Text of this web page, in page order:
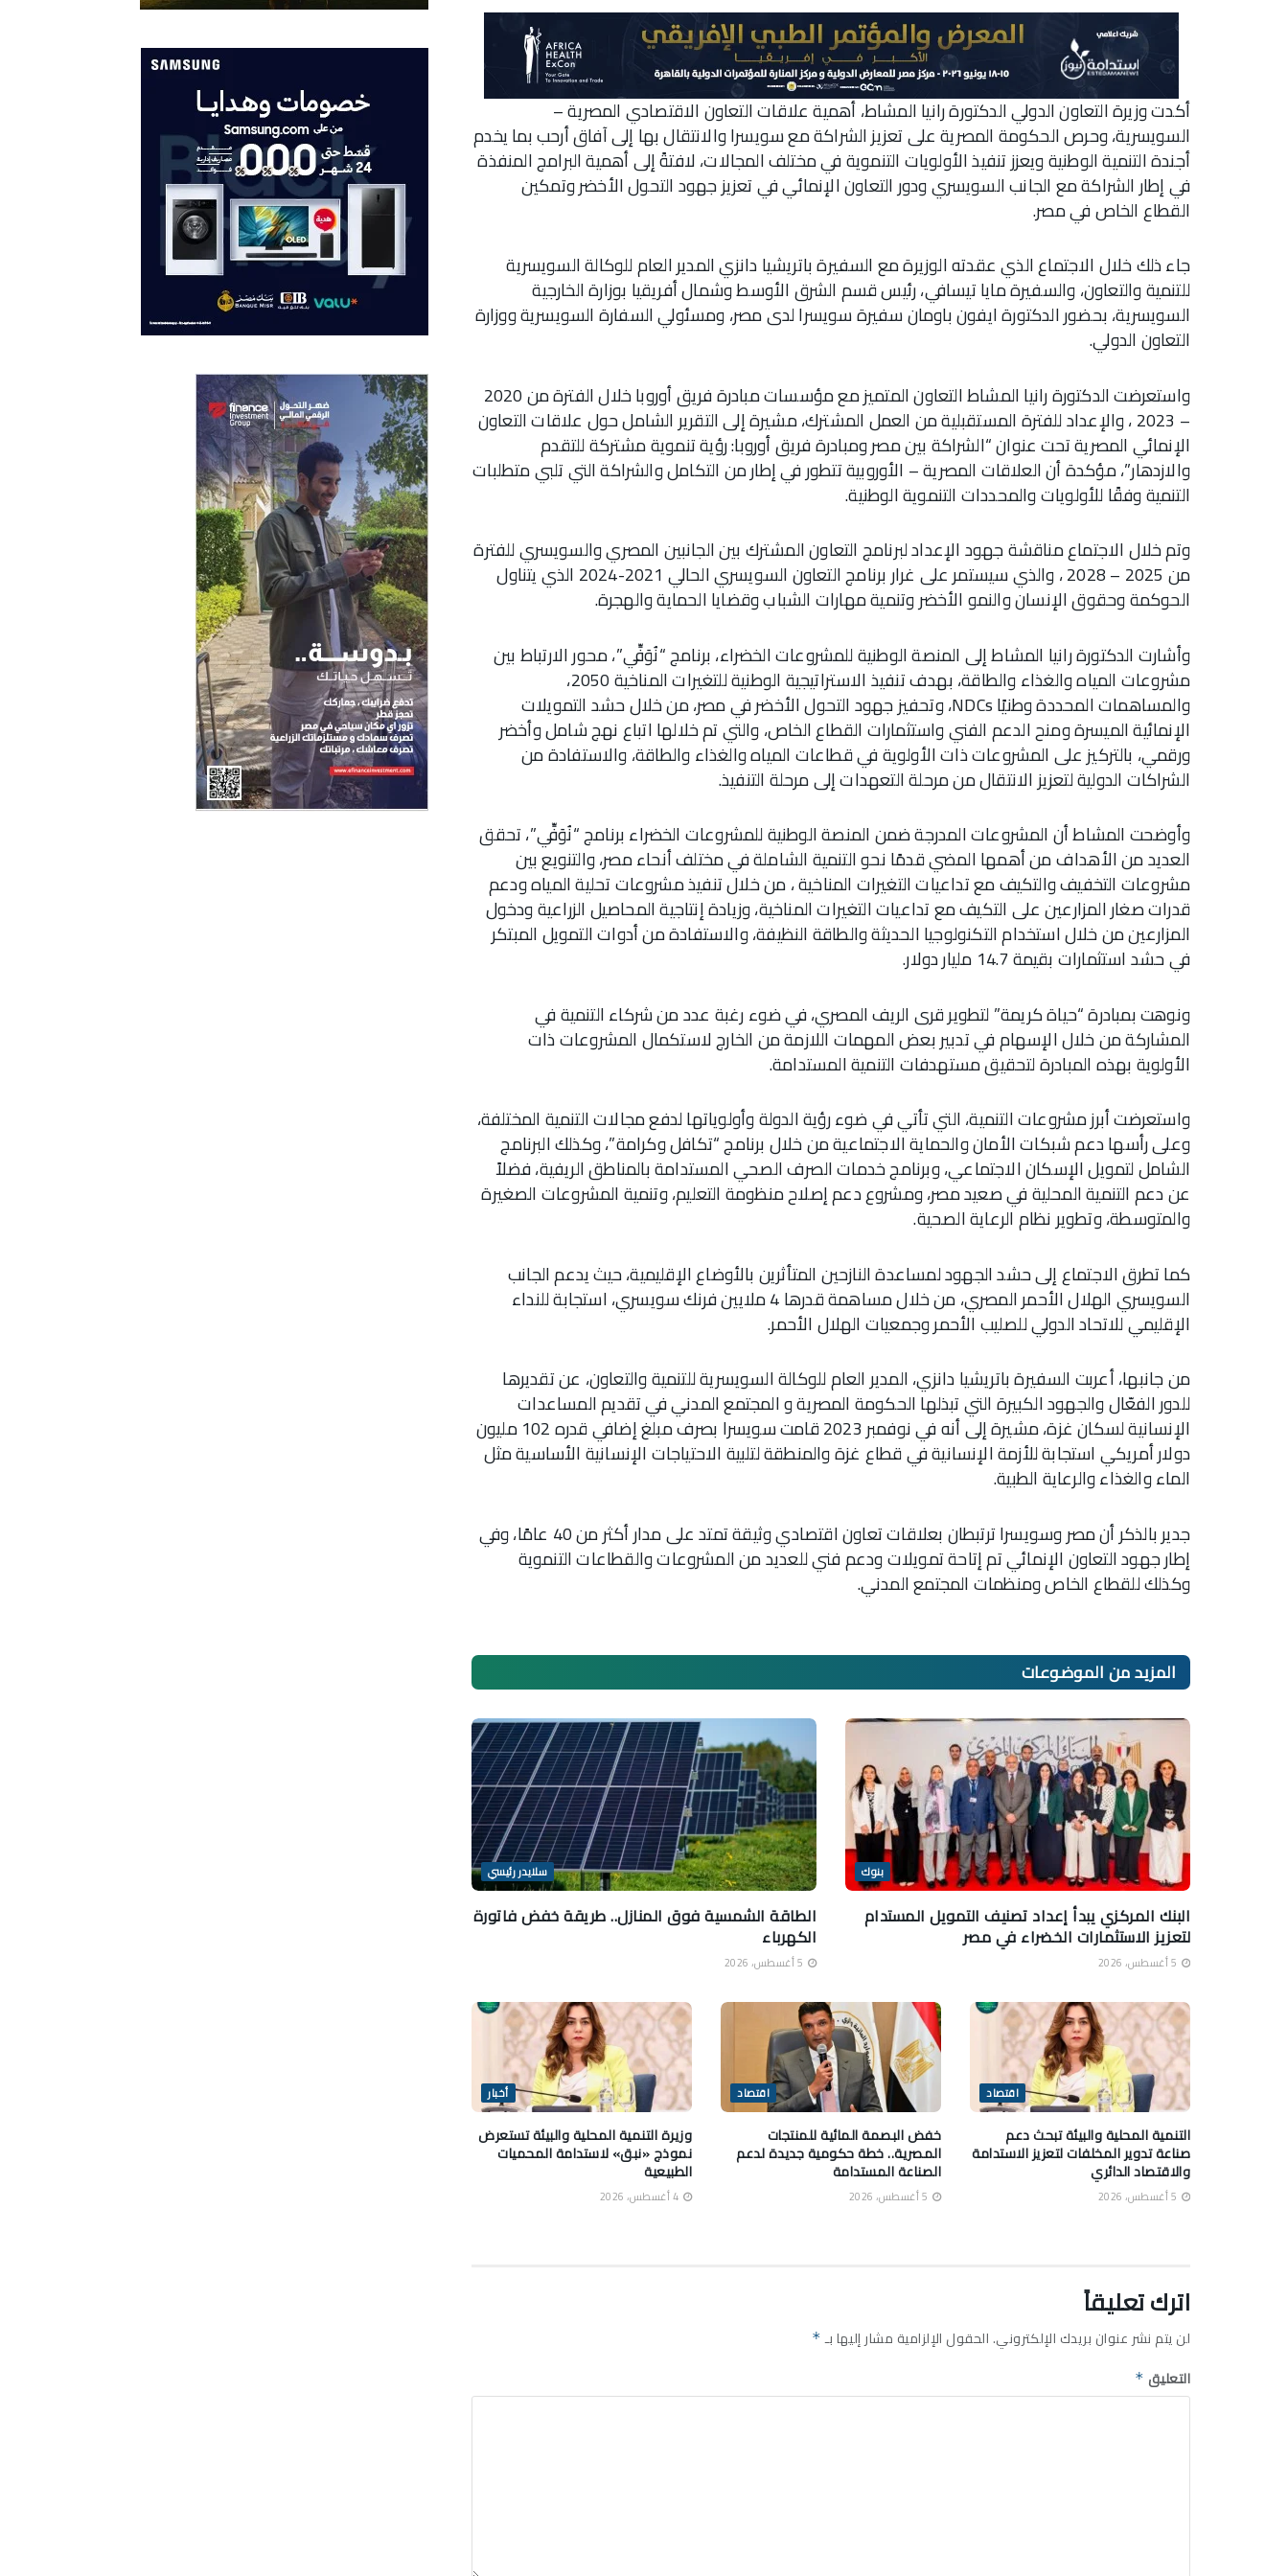
أكدت وزيرة التعاون الدولي الدكتورة رانيا المشاط، أهمية علاقات التعاون الاقتصادي المصرية –
السويسرية، وحرص الحكومة المصرية على تعزيز الشراكة مع سويسرا والانتقال بها إلى آفاق أرحب بما يخدم
أجندة التنمية الوطنية ويعزز تنفيذ الأولويات التنموية في مختلف المجالات، لافتةً إلى أهمية البرامج المنفذة
في إطار الشراكة مع الجانب السويسري ودور التعاون الإنمائي في تعزيز جهود التحول الأخضر وتمكين
القطاع الخاص في مصر.
جاء ذلك خلال الاجتماع الذي عقدته الوزيرة مع السفيرة باتريشيا دانزي المدير العام للوكالة السويسرية
للتنمية والتعاون، والسفيرة مايا تيسافي، رئيس قسم الشرق الأوسط وشمال أفريقيا بوزارة الخارجية
السويسرية، بحضور الدكتورة ايفون باومان سفيرة سويسرا لدى مصر، ومسئولي السفارة السويسرية ووزارة
التعاون الدولي.
واستعرضت الدكتورة رانيا المشاط التعاون المتميز مع مؤسسات مبادرة فريق أوروبا خلال الفترة من 2020
– 2023 ، والإعداد للفترة المستقبلية من العمل المشترك، مشيرة إلى التقرير الشامل حول علاقات التعاون
الإنمائي المصرية تحت عنوان “الشراكة بين مصر ومبادرة فريق أوروبا: رؤية تنموية مشتركة للتقدم
والازدهار”، مؤكدة أن العلاقات المصرية – الأوروبية تتطور في إطار من التكامل والشراكة التي تلبي متطلبات
التنمية وفقًا للأولويات والمحددات التنموية الوطنية.
وتم خلال الاجتماع مناقشة جهود الإعداد لبرنامج التعاون المشترك بين الجانبين المصري والسويسري للفترة
من 2025 – 2028 ، والذي سيستمر على غرار برنامج التعاون السويسري الحالي 2021-2024 الذي يتناول
الحوكمة وحقوق الإنسان والنمو الأخضر وتنمية مهارات الشباب وقضايا الحماية والهجرة.
وأشارت الدكتورة رانيا المشاط إلى المنصة الوطنية للمشروعات الخضراء، برنامج “نُوَفِّي”، محور الارتباط بين
مشروعات المياه والغذاء والطاقة، بهدف تنفيذ الاستراتيجية الوطنية للتغيرات المناخية 2050،
والمساهمات المحددة وطنيًا NDCs، وتحفيز جهود التحول الأخضر في مصر، من خلال حشد التمويلات
الإنمائية الميسرة ومنح الدعم الفني واستثمارات القطاع الخاص، والتي تم خلالها اتباع نهج شامل وأخضر
ورقمي، بالتركيز على المشروعات ذات الأولوية في قطاعات المياه والغذاء والطاقة، والاستفادة من
الشراكات الدولية لتعزيز الانتقال من مرحلة التعهدات إلى مرحلة التنفيذ.
وأوضحت المشاط أن المشروعات المدرجة ضمن المنصة الوطنية للمشروعات الخضراء برنامج “نُوَفِّي”، تحقق
العديد من الأهداف من أهمها المضي قدمًا نحو التنمية الشاملة في مختلف أنحاء مصر، والتنويع بين
مشروعات التخفيف والتكيف مع تداعيات التغيرات المناخية ، من خلال تنفيذ مشروعات تحلية المياه ودعم
قدرات صغار المزارعين على التكيف مع تداعيات التغيرات المناخية، وزيادة إنتاجية المحاصيل الزراعية ودخول
المزارعين من خلال استخدام التكنولوجيا الحديثة والطاقة النظيفة، والاستفادة من أدوات التمويل المبتكر
في حشد استثمارات بقيمة 14.7 مليار دولار.
ونوهت بمبادرة “حياة كريمة” لتطوير قرى الريف المصري، في ضوء رغبة عدد من شركاء التنمية في
المشاركة من خلال الإسهام في تدبير بعض المهمات اللازمة من الخارج لاستكمال المشروعات ذات
الأولوية بهذه المبادرة لتحقيق مستهدفات التنمية المستدامة.
واستعرضت أبرز مشروعات التنمية، التي تأتي في ضوء رؤية الدولة وأولوياتها لدفع مجالات التنمية المختلفة،
وعلى رأسها دعم شبكات الأمان والحماية الاجتماعية من خلال برنامج “تكافل وكرامة”، وكذلك البرنامج
الشامل لتمويل الإسكان الاجتماعي، وبرنامج خدمات الصرف الصحي المستدامة بالمناطق الريفية، فضلاً
عن دعم التنمية المحلية في صعيد مصر، ومشروع دعم إصلاح منظومة التعليم، وتنمية المشروعات الصغيرة
والمتوسطة، وتطوير نظام الرعاية الصحية.
كما تطرق الاجتماع إلى حشد الجهود لمساعدة النازحين المتأثرين بالأوضاع الإقليمية، حيث يدعم الجانب
السويسري الهلال الأحمر المصري، من خلال مساهمة قدرها 4 ملايين فرنك سويسري، استجابة للنداء
الإقليمي للاتحاد الدولي للصليب الأحمر وجمعيات الهلال الأحمر.
من جانبها، أعربت السفيرة باتريشيا دانزي، المدير العام للوكالة السويسرية للتنمية والتعاون، عن تقديرها
للدور الفعّال والجهود الكبيرة التي تبذلها الحكومة المصرية و المجتمع المدني في تقديم المساعدات
الإنسانية لسكان غزة، مشيرة إلى أنه في نوفمبر 2023 قامت سويسرا بصرف مبلغ إضافي قدره 102 مليون
دولار أمريكي استجابة للأزمة الإنسانية في قطاع غزة والمنطقة لتلبية الاحتياجات الإنسانية الأساسية مثل
الماء والغذاء والرعاية الطبية.
جدير بالذكر أن مصر وسويسرا ترتبطان بعلاقات تعاون اقتصادي وثيقة تمتد على مدار أكثر من 40 عامًا، وفي
إطار جهود التعاون الإنمائي تم إتاحة تمويلات ودعم فني للعديد من المشروعات والقطاعات التنموية
وكذلك للقطاع الخاص ومنظمات المجتمع المدني.
المزيد منالموضوعات
بنوك
البنك المركزي يبدأ إعداد تصنيف التمويل المستدام
لتعزيز الاستثمارات الخضراء في مصر
سلايدر رئيسي
الطاقة الشمسية فوق المنازل.. طريقة خفض فاتورة
الكهرباء
اقتصاد
التنمية المحلية والبيئة تبحث دعم
صناعة تدوير المخلفات لتعزيز الاستدامة
والاقتصاد الدائري
اقتصاد
خفض البصمة المائية للمنتجات
المصرية.. خطة حكومية جديدة لدعم
الصناعة المستدامة
أخبار
وزيرة التنمية المحلية والبيئة تستعرض
نموذج «نبق» لاستدامة المحميات
الطبيعية
اترك تعليقاً
لن يتم نشر عنوان بريدك الإلكتروني.الحقول الإلزامية مشار إليها بـ *
التعليق *